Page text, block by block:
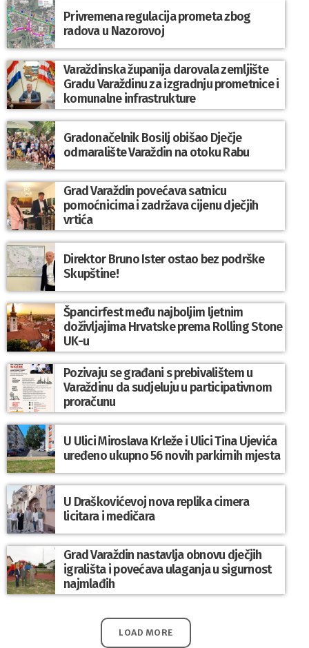
Privremena regulacija prometa zbog
radova u Nazorovoj
Varaždinska županija darovala zemljište
Gradu Varaždinu za izgradnju prometnice i
komunalne infrastrukture
Gradonačelnik Bosilj obišao Dječje
odmaralište Varaždin na otoku Rabu
Grad Varaždin povećava satnicu
pomoćnicima i zadržava cijenu dječjih
vrtića
Direktor Bruno Ister ostao bez podrške
Skupštine!
Špancirfest među najboljim ljetnim
doživljajima Hrvatske prema Rolling Stone
UK-u
Pozivaju se građani s prebivalištem u
Varaždinu da sudjeluju u participativnom
proračunu
U Ulici Miroslava Krleže i Ulici Tina Ujevića
uređeno ukupno 56 novih parkirnih mjesta
U Draškovićevoj nova replika cimera
licitara i medičara
Grad Varaždin nastavlja obnovu dječjih
igrališta i povećava ulaganja u sigurnost
najmlađih
LOAD MORE